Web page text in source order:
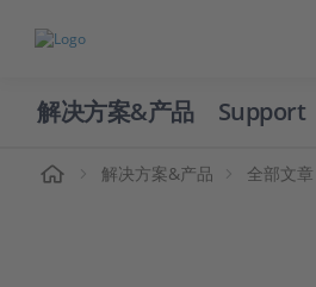
解决方案&产品 Support
解决方案&产品 全部文章